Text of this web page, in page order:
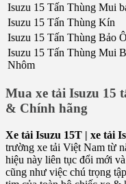
Isuzu 15 Tấn Thùng Mui
Isuzu 15 Tấn Thùng Kín
Isuzu 15 Tấn Thùng Bảo
Isuzu 15 Tấn Thùng Mui
Nhôm
Mua xe tải Isuzu 15
& Chính hãng
Xe tải Isuzu 15T | xe tải
trường xe tải Việt Nam từ
hiệu này liên tục đổi mới
cũng như việc chú trọng